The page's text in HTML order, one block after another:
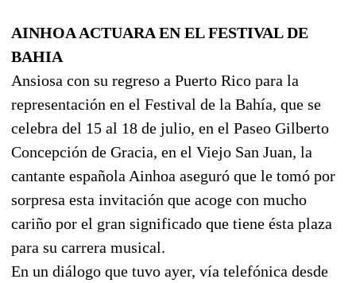
AINHOA ACTUARA EN EL FESTIVAL DE
BAHIA
Ansiosa con su regreso a Puerto Rico para la
representación en el Festival de la Bahía, que se
celebra del 15 al 18 de julio, en el Paseo Gilberto
Concepción de Gracia, en el Viejo San Juan, la
cantante española Ainhoa aseguró que le tomó por
sorpresa esta invitación que acoge con mucho
cariño por el gran significado que tiene ésta plaza
para su carrera musical.
En un diálogo que tuvo ayer, vía telefónica desde